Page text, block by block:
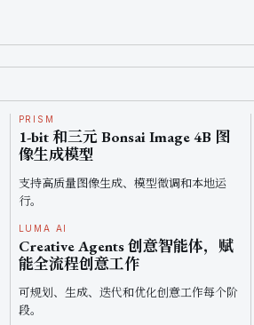
PRISM
1-bit 和三元 Bonsai Image 4B 图
像生成模型
支持高质量图像生成、模型微调和本地运
行。
LUMA AI
Creative Agents 创意智能体，赋
能全流程创意工作
可规划、生成、迭代和优化创意工作每个阶
段。